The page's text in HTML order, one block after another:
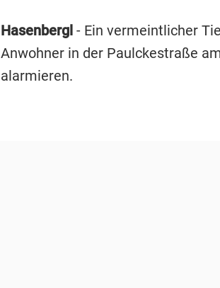
Hasenbergl - Ein vermeintlicher
Anwohner in der Paulckestraße
alarmieren.